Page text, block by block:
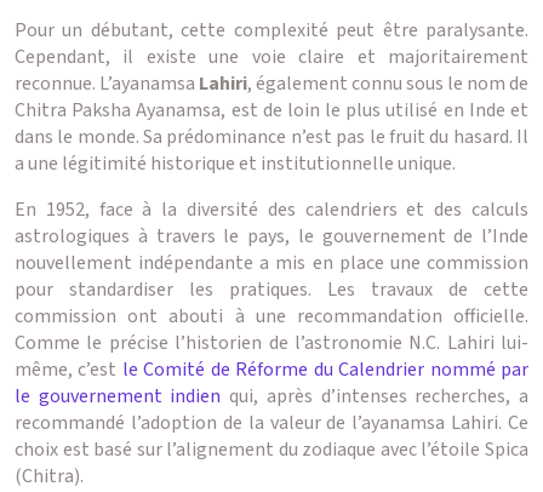
Pour un débutant, cette complexité peut être paralysante.
Cependant, il existe une voie claire et majoritairement
reconnue. L’ayanamsa Lahiri, également connu sous le nom de
Chitra Paksha Ayanamsa, est de loin le plus utilisé en Inde et
dans le monde. Sa prédominance n’est pas le fruit du hasard. Il
a une légitimité historique et institutionnelle unique.
En 1952, face à la diversité des calendriers et des calculs
astrologiques à travers le pays, le gouvernement de l’Inde
nouvellement indépendante a mis en place une commission
pour standardiser les pratiques. Les travaux de cette
commission ont abouti à une recommandation officielle.
Comme le précise l’historien de l’astronomie N.C. Lahiri lui-
même, c’est le Comité de Réforme du Calendrier nommé par
le gouvernement indien qui, après d’intenses recherches, a
recommandé l’adoption de la valeur de l’ayanamsa Lahiri. Ce
choix est basé sur l’alignement du zodiaque avec l’étoile Spica
(Chitra).